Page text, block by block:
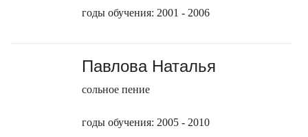
годы обучения: 2001 - 2006
Павлова Наталья
сольное пение
годы обучения: 2005 - 2010